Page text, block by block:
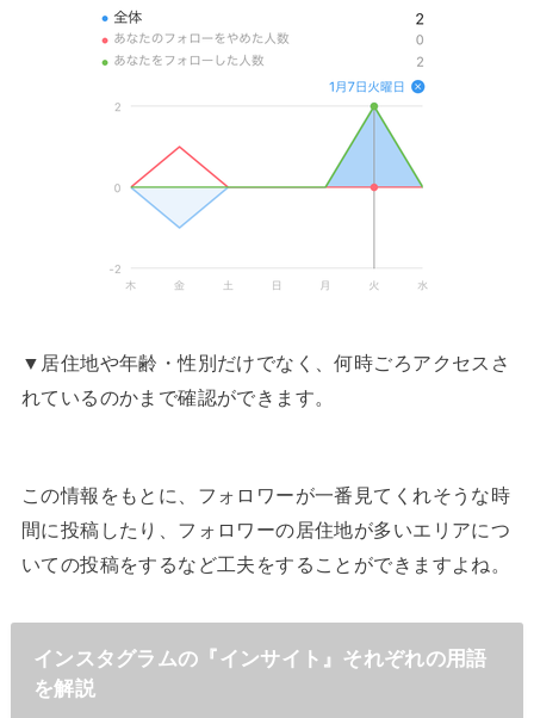
▼居住地や年齢・性別だけでなく、何時ごろアクセスさ
れているのかまで確認ができます。
この情報をもとに、フォロワーが一番見てくれそうな時
間に投稿したり、フォロワーの居住地が多いエリアにつ
いての投稿をするなど工夫をすることができますよね。
インスタグラムの『インサイト』それぞれの用語
を解説